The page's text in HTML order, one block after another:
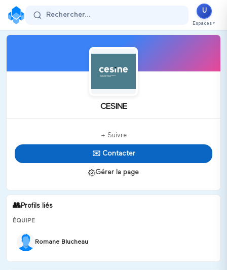
Rechercher...
U
Espaces ▼
CESINE
+ Suivre
✉️ Contacter
Gérer la page
👥Profils liés
ÉQUIPE
Romane Blucheau